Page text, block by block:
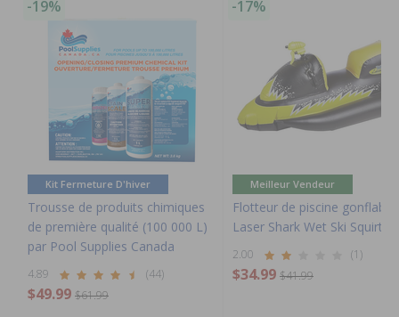
-19%
Kit Fermeture D'hiver
Trousse de produits chimiques
de première qualité (100 000 L)
par Pool Supplies Canada
4.89 (44)
$49.99 $61.99
-17%
Meilleur Vendeur
Flotteur de piscine gonflable
Laser Shark Wet Ski Squirter
2.00 (1)
$34.99 $41.99